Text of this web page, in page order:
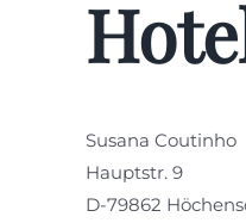
Susana Coutinho
Hauptstr. 9
D-79862